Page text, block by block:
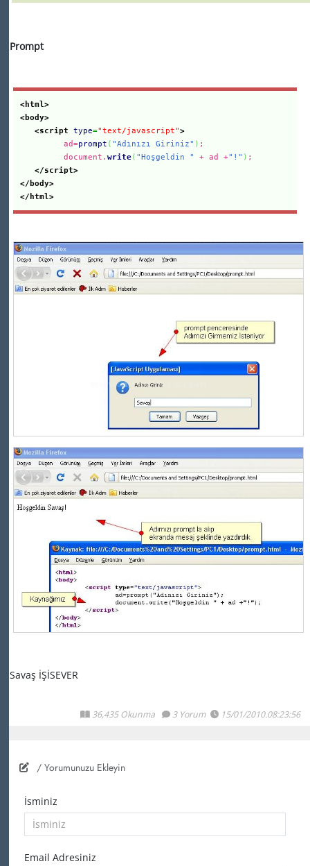
Prompt
<html>
<body>
<script
type="text/javascript">
ad=prompt ( "Adınızı Giriniz" ) ;
document. write( "Hoşgeldin " + ad +"!" ) ;
</script>
</body>
</html>
Savaş İŞİSEVER
36,435 Okunma 3 Yorum 15/01/2010.08:23:56
/ Yorumunuzu Ekleyin
İsminiz
Email Adresiniz